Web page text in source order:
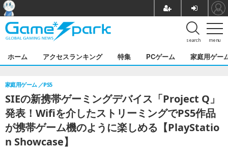
menu
search
ホーム アクセスランキング 特集 PCゲーム 家庭用ゲー
SIEの新携帯ゲーミングデバイス「Project Q」
発表！Wifiを介したストリーミングでPS5作品
が携帯ゲーム機のように楽しめる【PlayStatio
n Showcase】
家庭用ゲーム PS5